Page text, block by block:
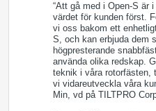
“Att gå med i Open-S är
värdet för kunden först.
vi oss bakom ett
S, och kan erbjuda dem
högpresterande
använda olika redskap.
teknik i våra rotorfästen,
vi vidareutveckla våra
Min, vd på TILTPRO